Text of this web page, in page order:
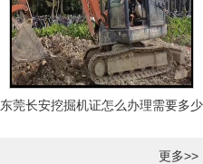
东莞长安挖掘机证怎么办理需要多少
更多>>